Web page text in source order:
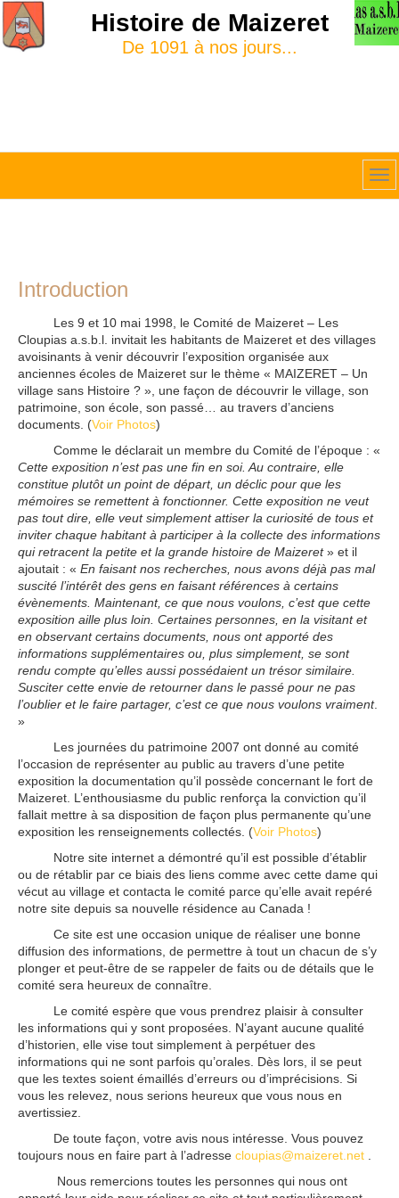
Histoire de Maizeret
De 1091 à nos jours...
Introduction
Les 9 et 10 mai 1998, le Comité de Maizeret – Les
Cloupias a.s.b.l. invitait les habitants de Maizeret et des villages
avoisinants à venir découvrir l’exposition organisée aux
anciennes écoles de Maizeret sur le thème « MAIZERET – Un
village sans Histoire ? », une façon de découvrir le village, son
patrimoine, son école, son passé… au travers d’anciens
documents. (Voir Photos)
Comme le déclarait un membre du Comité de l’époque : «
Cette exposition n’est pas une fin en soi. Au contraire, elle
constitue plutôt un point de départ, un déclic pour que les
mémoires se remettent à fonctionner. Cette exposition ne veut
pas tout dire, elle veut simplement attiser la curiosité de tous et
inviter chaque habitant à participer à la collecte des informations
qui retracent la petite et la grande histoire de Maizeret» et il
ajoutait : « En faisant nos recherches, nous avons déjà pas mal
suscité l’intérêt des gens en faisant références à certains
évènements. Maintenant, ce que nous voulons, c’est que cette
exposition aille plus loin. Certaines personnes, en la visitant et
en observant certains documents, nous ont apporté des
informations supplémentaires ou, plus simplement, se sont
rendu compte qu’elles aussi possédaient un trésor similaire.
Susciter cette envie de retourner dans le passé pour ne pas
l’oublier et le faire partager, c’est ce que nous voulons vraiment.
»
Les journées du patrimoine 2007 ont donné au comité
l’occasion de représenter au public au travers d’une petite
exposition la documentation qu’il possède concernant le fort de
Maizeret. L’enthousiasme du public renforça la conviction qu’il
fallait mettre à sa disposition de façon plus permanente qu’une
exposition les renseignements collectés. (Voir Photos)
Notre site internet a démontré qu’il est possible d’établir
ou de rétablir par ce biais des liens comme avec cette dame qui
vécut au village et contacta le comité parce qu’elle avait repéré
notre site depuis sa nouvelle résidence au Canada !
Ce site est une occasion unique de réaliser une bonne
diffusion des informations, de permettre à tout un chacun de s’y
plonger et peut-être de se rappeler de faits ou de détails que le
comité sera heureux de connaître.
Le comité espère que vous prendrez plaisir à consulter
les informations qui y sont proposées. N’ayant aucune qualité
d’historien, elle vise tout simplement à perpétuer des
informations qui ne sont parfois qu’orales. Dès lors, il se peut
que les textes soient émaillés d’erreurs ou d’imprécisions. Si
vous les relevez, nous serions heureux que vous nous en
avertissiez.
De toute façon, votre avis nous intéresse. Vous pouvez
toujours nous en faire part à l’adresse cloupias@maizeret.net
Nous remercions toutes les personnes qui nous ont